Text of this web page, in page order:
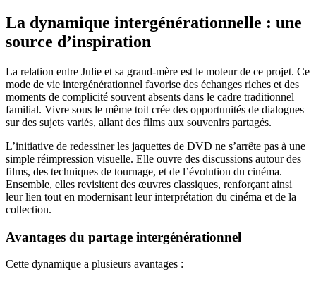
La dynamique intergénérationnelle : une
source d’inspiration
La relation entre Julie et sa grand-mère est le moteur de ce projet. Ce
mode de vie intergénérationnel favorise des échanges riches et des
moments de complicité souvent absents dans le cadre traditionnel
familial. Vivre sous le même toit crée des opportunités de dialogues
sur des sujets variés, allant des films aux souvenirs partagés.
L’initiative de redessiner les jaquettes de DVD ne s’arrête pas à une
simple réimpression visuelle. Elle ouvre des discussions autour des
films, des techniques de tournage, et de l’évolution du cinéma.
Ensemble, elles revisitent des œuvres classiques, renforçant ainsi
leur lien tout en modernisant leur interprétation du cinéma et de la
collection.
Avantages du partage intergénérationnel
Cette dynamique a plusieurs avantages :